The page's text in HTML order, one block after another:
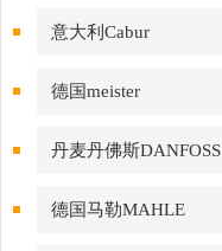
意大利Cabur
德国meister
丹麦丹佛斯DANFOSS
德国马勒MAHLE